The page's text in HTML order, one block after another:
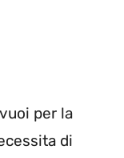
per la
di